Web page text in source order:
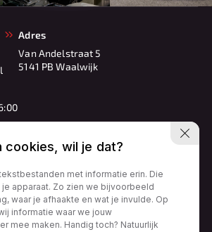
Adres
Van Andelstraat 5
5141 PB Waalwijk
cookies, wil je dat?
met informatie erin. Die
apparaat. Zo zien we bijvoorbeeld
waar je afhaakte en wat je invulde. Op
informatie waar we jouw
mee maken. Handig toch? Natuurlijk